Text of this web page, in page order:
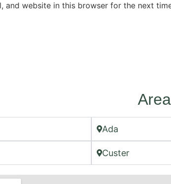
and website in this browser for the next
Ada
Custer